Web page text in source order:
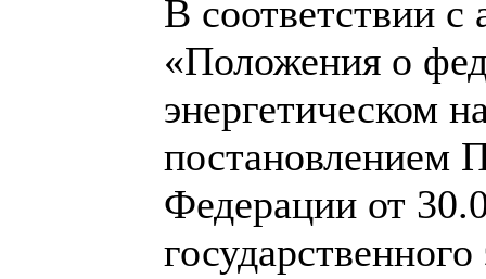
В соответствии с
«Положения о
энергетическом
постановлением
Федерации от